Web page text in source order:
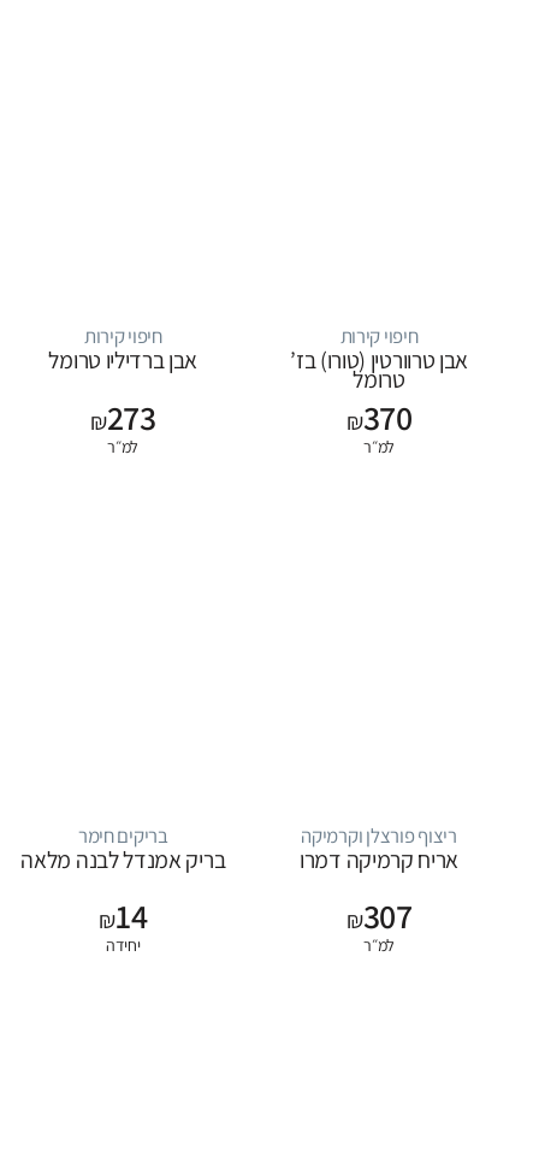
חיפוי קירות
אבן טרוורטין (טורו) בז’
טרומל
₪370
למ״ר
חיפוי קירות
אבן ברדיליו טרומל
₪273
למ״ר
ריצוף פורצלן וקרמיקה
אריח קרמיקה דמרו
₪307
למ״ר
בריקים חימר
בריק אמנדל לבנה מלאה
₪14
יחידה